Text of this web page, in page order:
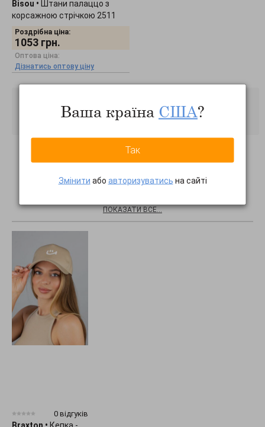
Bisou •
Штани палаццо з
корсажною стрічкою 2511
Роздрібна ціна:
1053 грн.
Оптова ціна:
Дізнатись оптову ціну
Хіти продажів
ПОКАЗАТИ ВСЕ...
0 відгуків
Ваша країна США?
Так
Змінити або авторизуватись на сайті